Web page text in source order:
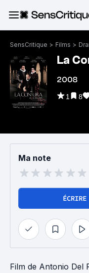
SensCritique > Films >
La
2008
1 8
Ma note
Film de Antonio Del